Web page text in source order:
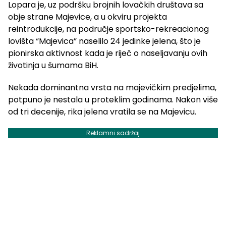
Lopara je, uz podršku brojnih lovačkih društava sa
obje strane Majevice, a u okviru projekta
reintrodukcije, na područje sportsko-rekreacionog
lovišta “Majevica” naselilo 24 jedinke jelena, što je
pionirska aktivnost kada je riječ o naseljavanju ovih
životinja u šumama BiH.
Nekada dominantna vrsta na majevičkim predjelima,
potpuno je nestala u proteklim godinama. Nakon više
od tri decenije, rika jelena vratila se na Majevicu.
Reklamni sadržaj